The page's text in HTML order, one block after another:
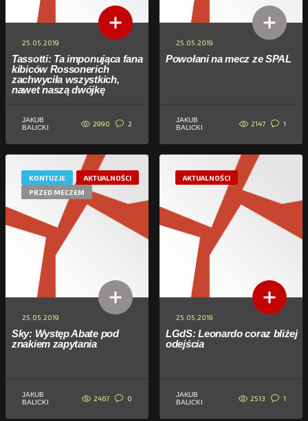
25.05.2019
Tassotti: Ta imponująca fana
kibiców Rossonerich
zachwyciła wszystkich,
nawet naszą dwójkę
JAKUB
BALICKI
2990 2
25.05.2019
Powołani na mecz ze SPAL
JAKUB
BALICKI
2147 1
KONTUZJE
AKTUALNOŚCI
PRZED MECZEM
25.05.2019
Sky: Występ Abate pod
znakiem zapytania
JAKUB
BALICKI
2467 0
AKTUALNOŚCI
25.05.2019
LGdS: Leonardo coraz bliżej
odejścia
JAKUB
BALICKI
2513 1